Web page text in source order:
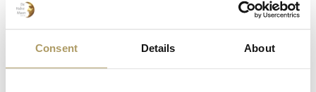
Consent Details About
Productomschrijving